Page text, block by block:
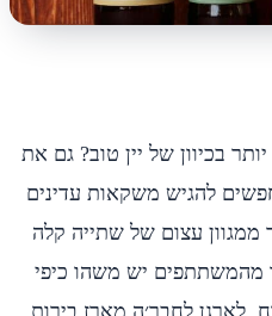
בכיוון של יין טוב? גם את
להגיש משקאות עדינים
ממגוון עצום של שתייה קלה
מהמשתתפים יש משהו כיפי